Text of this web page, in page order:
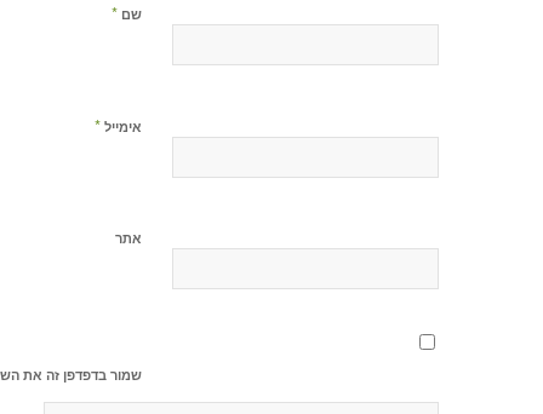
שם *
אימייל *
אתר
שמור בדפדפן זה את